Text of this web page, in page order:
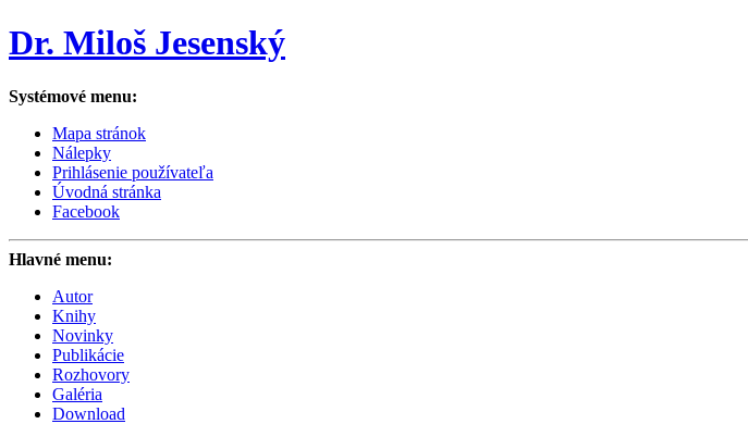
Dr. Miloš Jesenský
Systémové menu:
Mapa stránok
Nálepky
Prihlásenie používateľa
Úvodná stránka
Facebook
Hlavné menu:
Autor
Knihy
Novinky
Publikácie
Rozhovory
Galéria
Download